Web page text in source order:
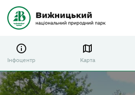
Інфоцентр Карта